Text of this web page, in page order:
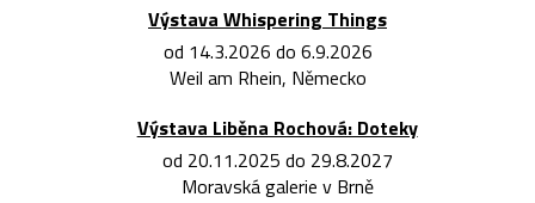
Výstava Whispering Things
od 14.3.2026 do 6.9.2026
Weil am Rhein, Německo
Výstava Liběna Rochová: Doteky
od 20.11.2025 do 29.8.2027
Moravská galerie v Brně